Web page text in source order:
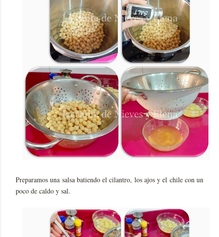
Preparamos una salsa batiendo el cilantro, los ajos y el chile con un
poco de caldo y sal.